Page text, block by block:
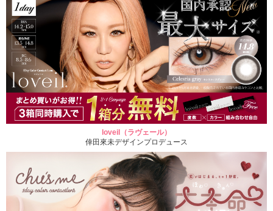
loveil（ラヴェール）
倖田來未デザインプロデュース